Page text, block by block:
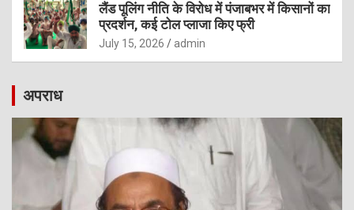
लैंड पूलिंग नीति के विरोध में पंजाबभर में किसानों का
प्रदर्शन, कई टोल प्लाजा किए फ्री
July 15, 2026 admin
अपराध